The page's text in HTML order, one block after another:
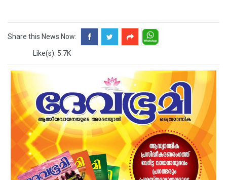
Share this News Now:
Like(s): 5.7K